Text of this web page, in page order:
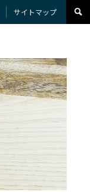
サイトマップ